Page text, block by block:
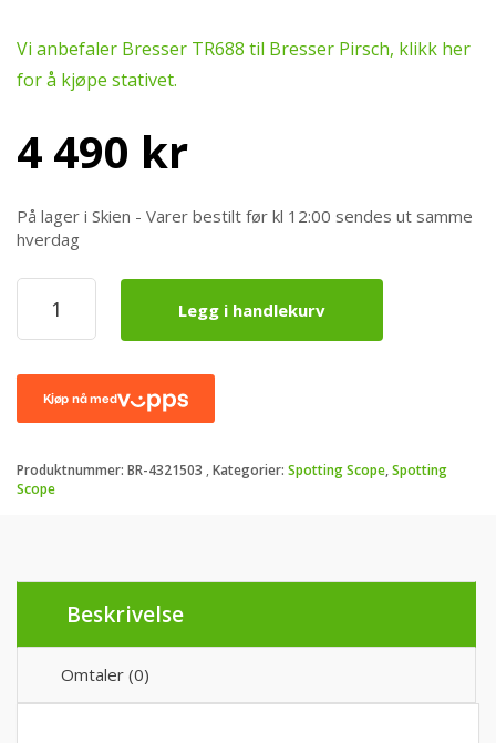
Vi anbefaler Bresser TR688 til Bresser Pirsch, klikk her
for å kjøpe stativet.
4 490 kr
På lager i Skien - Varer bestilt før kl 12:00 sendes ut samme
hverdag
Bresser
Pirsch
20-
Spotting
Scope
Gen
-
Vanntett,
Legg i handlekurv
Produktnummer: BR-4321503 Kategorier: Spotting Scope,Spotting
Scope
Beskrivelse
Omtaler (0)